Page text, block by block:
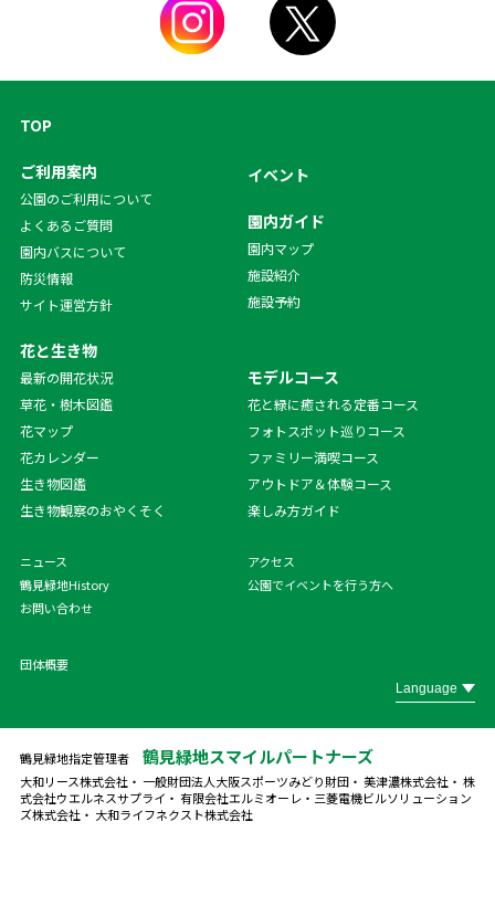
TOP
ご利用案内
公園のご利用について
よくあるご質問
園内バスについて
防災情報
サイト運営方針
花と生き物
最新の開花状況
草花・樹木図鑑
花マップ
花カレンダー
生き物図鑑
生き物観察のおやくそく
イベント
園内ガイド
園内マップ
施設紹介
施設予約
モデルコース
花と緑に癒される定番コース
フォトスポット巡りコース
ファミリー満喫コース
アウトドア＆体験コース
楽しみ方ガイド
ニュース
アクセス
鶴見緑地History
公園でイベントを行う方へ
お問い合わせ
団体概要
鶴見緑地指定管理者 鶴見緑地スマイルパートナーズ
大和リース株式会社・ 一般財団法人大阪スポーツみどり財団・ 美津濃株式会社・ 株
式会社ウエルネスサプライ・ 有限会社エルミオーレ・ 三菱電機ビルソリューション
ズ株式会社・ 大和ライフネクスト株式会社